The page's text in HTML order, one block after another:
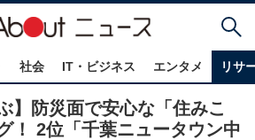
社会 IT・ビジネス エンタメ リサ
】防災面で安心な「住みこ
！ 2位「千葉ニュータウン中